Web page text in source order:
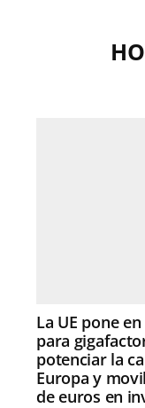
La UE pone
para
potenciar la
Europa y
de euros en